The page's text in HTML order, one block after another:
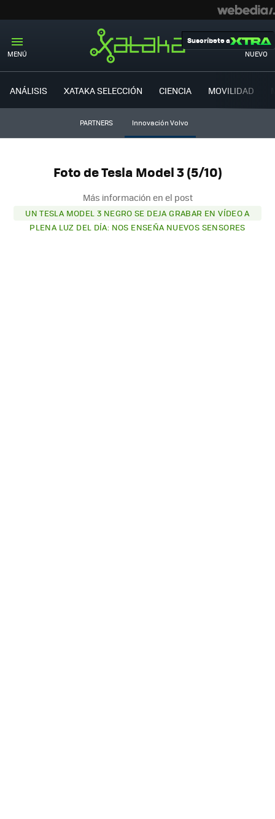
MENÚ NUEVO
Suscríbete a
ANÁLISIS XATAKA SELECCIÓN CIENCIA MOVILIDAD
PARTNERS Innovación Volvo
Foto de Tesla Model 3 (5/10)
Más información en el post
UN TESLA MODEL 3 NEGRO SE DEJA GRABAR EN VÍDEO A
PLENA LUZ DEL DÍA: NOS ENSEÑA NUEVOS SENSORES